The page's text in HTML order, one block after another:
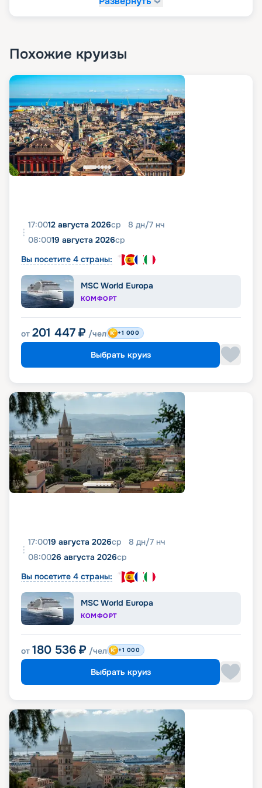
Похожие круизы
17:0012 августа 2026ср 8 дн/7 нч
08:0019 августа 2026ср
Вы посетите 4 страны:
MSC World Europa
КОМФОРТ
от 201 447 ₽ /чел +1 000
Выбрать круиз
17:0019 августа 2026ср 8 дн/7 нч
08:0026 августа 2026ср
Вы посетите 4 страны:
MSC World Europa
КОМФОРТ
от 180 536 ₽ /чел +1 000
Выбрать круиз